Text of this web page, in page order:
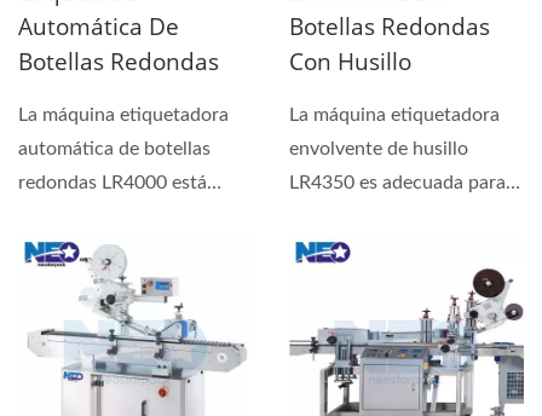
Automática De
Botellas Redondas
La máquina etiquetadora
automática de botellas
redondas LR4000 está
Botellas Redondas
Con Husillo
La máquina etiquetadora
envolvente de husillo
LR4350 es adecuada para